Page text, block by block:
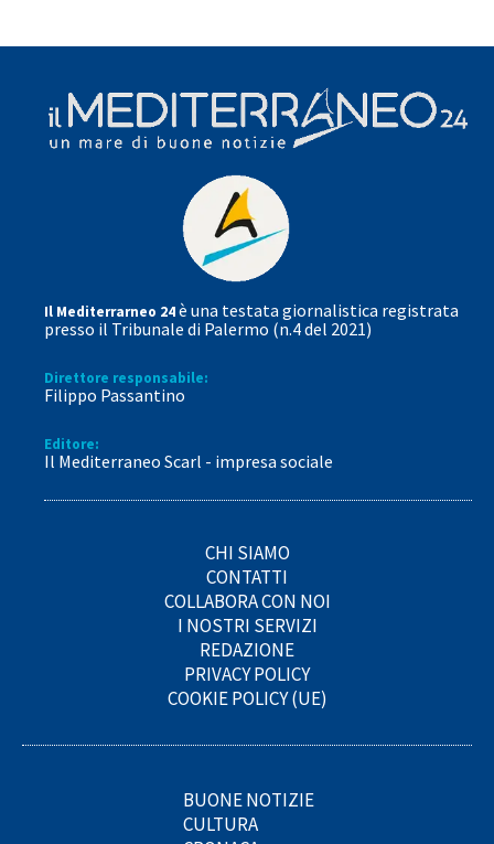
Il Mediterrarneo 24è una testata giornalistica registrata
presso il Tribunale di Palermo (n.4 del 2021)
Direttore responsabile:
Filippo Passantino
Editore:
Il Mediterraneo Scarl - impresa sociale
CHI SIAMO
CONTATTI
COLLABORA CON NOI
I NOSTRI SERVIZI
REDAZIONE
PRIVACY POLICY
COOKIE POLICY (UE)
BUONE NOTIZIE
CULTURA